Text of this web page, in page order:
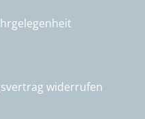
widerrufen